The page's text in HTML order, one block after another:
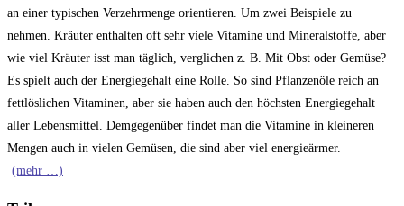
an einer typischen Verzehrmenge orientieren. Um zwei Beispiele zu
nehmen. Kräuter enthalten oft sehr viele Vitamine und Mineralstoffe, aber
wie viel Kräuter isst man täglich, verglichen z. B. Mit Obst oder Gemüse?
Es spielt auch der Energiegehalt eine Rolle. So sind Pflanzenöle reich an
fettlöslichen Vitaminen, aber sie haben auch den höchsten Energiegehalt
aller Lebensmittel. Demgegenüber findet man die Vitamine in kleineren
Mengen auch in vielen Gemüsen, die sind aber viel energieärmer.
(mehr …)